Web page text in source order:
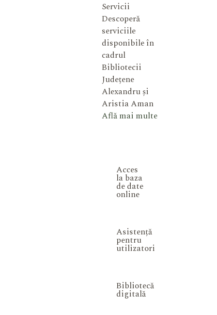
Servicii
Descoperă
serviciile
disponibile în
cadrul
Bibliotecii
Județene
Alexandru și
Aristia Aman
Află mai multe
Acces
la baza
de date
online
Asistență
pentru
utilizatori
Bibliotecă
digitală